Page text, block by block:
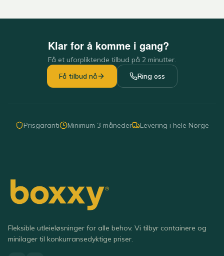
Klar for å komme i gang?
Få et uforpliktende tilbud på 2 minutter.
Få tilbud nå
Ring oss
Prisgaranti Minimum 3 måneder Levering i hele Norge
Fleksible utleieløsninger for alle behov. Vi tilbyr containere og
minilager til konkurransedyktige priser.